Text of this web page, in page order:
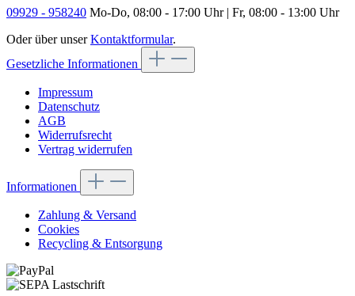
09929 - 958240 Mo-Do, 08:00 - 17:00 Uhr | Fr, 08:00 - 13:00 Uhr
Oder über unserKontaktformular.
Gesetzliche Informationen
Impressum
Datenschutz
AGB
Widerrufsrecht
Vertrag widerrufen
Informationen
Zahlung & Versand
Cookies
Recycling & Entsorgung